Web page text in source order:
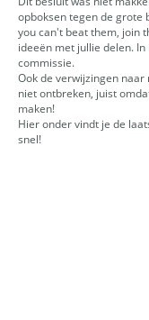
opboksen tegen de grote
you can't beat them, join
ideeën met jullie delen.
commissie.
Ook de verwijzingen
niet ontbreken, juist
maken!
Hier onder vindt je de
snel!